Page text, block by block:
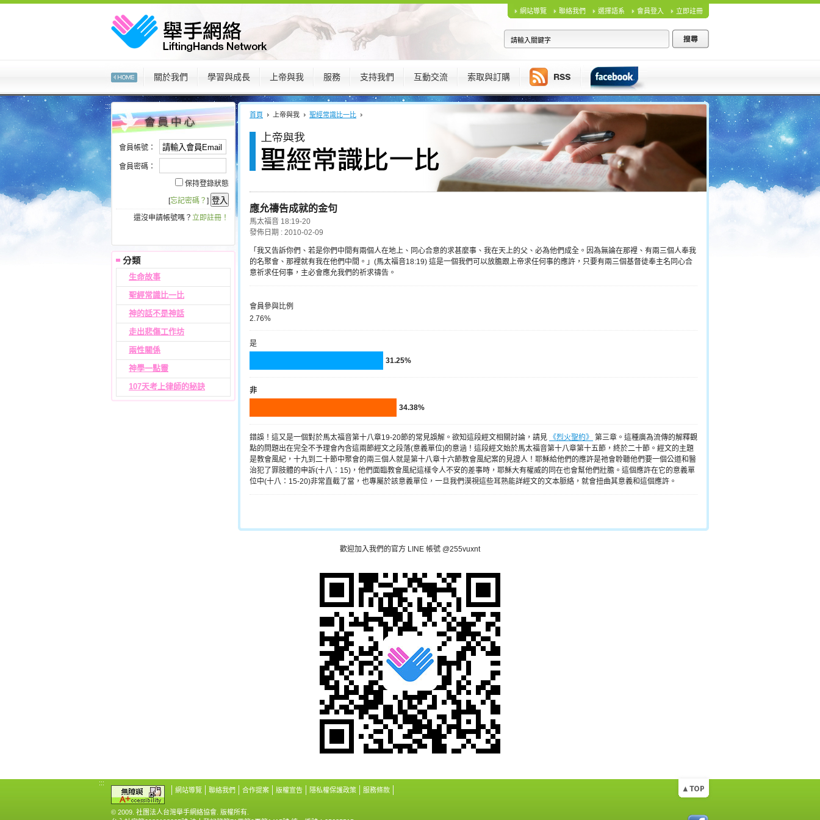
網站導覽 聯絡我們 選擇語系 會員登入 立即註冊
關於我們 學習與成長 上帝與我 服務 支持我們 互動交流 索取與訂購
:::
會員帳號：
會員密碼：
保持登錄狀態
[忘記密碼？ ]
還沒申請帳號嗎？ 立即註冊！
生命故事
聖經常識比一比
神的話不是神話
走出悲傷工作坊
兩性關係
神學一點靈
107天考上律師的秘訣
:::
首頁 上帝與我 聖經常識比一比
應允禱告成就的金句
馬太福音 18:19-20
發佈日期 : 2010-02-09
「我又告訴你們、若是你們中間有兩個人在地上、同心合意的求甚麼事、我在天上的父、必為他們成全。因為無論在那裡、有兩三個人奉我
的名聚會、那裡就有我在他們中間。」(馬太福音18:19) 這是一個我們可以放膽跟上帝求任何事的應許，只要有兩三個基督徒奉主名同心合
意祈求任何事，主必會應允我們的祈求禱告。
會員參與比例
2.76%
是
31.25%
非
34.38%
錯誤！這又是一個對於馬太福音第十八章19-20節的常見誤解。欲知這段經文相關討論，請見 《烈火聖約》
第三章。這種廣為流傳的解釋觀
點的問題出在完全不予理會內含這兩節經文之段落(意義單位)的意涵！這段經文始於馬太福音第十八章第十五節，終於二十節。經文的主題
是教會風紀，十九到二十節中聚會的兩三個人就是第十八章十六節教會風紀案的見證人！耶穌給他們的應許是祂會聆聽他們要一個公道和醫
治犯了罪肢體的申訴(十八：15)，他們面臨教會風紀這樣令人不安的差事時，耶穌大有權威的同在也會幫他們壯膽。這個應許在它的意義單
位中(十八：15-20)非常直截了當，也專屬於該意義單位，一旦我們漠視這些耳熟能詳經文的文本脈絡，就會扭曲其意義和這個應許。
歡迎加入我們的官方 LINE 帳號 @255vuxnt
:::
網站導覽
聯絡我們 合作提案 版權宣告 隱私權保護政策 服務條款
© 2009. 社團法人台灣舉手網絡協會. 版權所有.